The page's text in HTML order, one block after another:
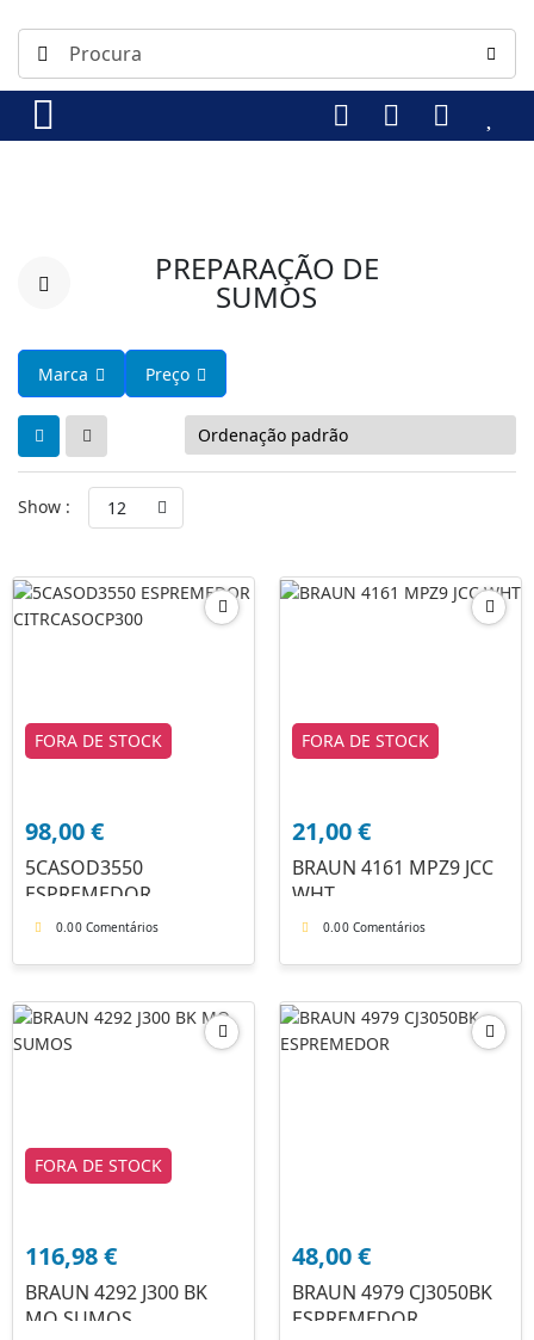
PREPARAÇÃO DE
SUMOS
Marca Preço
Show : 12
FORA DE STOCK
98,00€
5CASOD3550
ESPREMEDOR
CITRCASOCP300
0.00 Comentários
FORA DE STOCK
21,00€
BRAUN 4161 MPZ9 JCC
WHT
0.00 Comentários
FORA DE STOCK
116,98€
BRAUN 4292 J300 BK
MQ SUMOS
48,00€
BRAUN 4979 CJ3050BK
ESPREMEDOR